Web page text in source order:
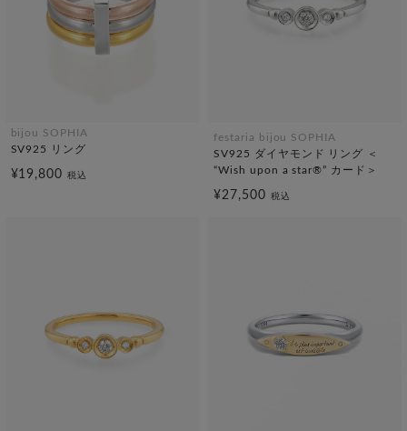
bijou SOPHIA
SV925 リング
¥19,800税込
festaria bijou SOPHIA
SV925 ダイヤモンド リング ＜
“Wish upon a star®” カード＞
¥27,500 税込